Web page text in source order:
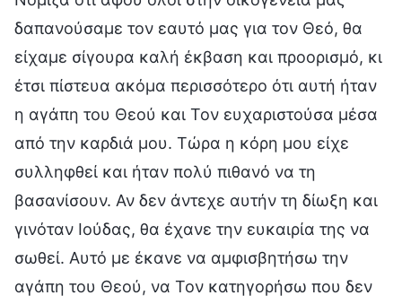
δαπανούσαμε τον εαυτό μας για τον Θεό, θα
είχαμε σίγουρα καλή έκβαση και προορισμό, κι
έτσι πίστευα ακόμα περισσότερο ότι αυτή ήταν
η αγάπη του Θεού και Τον ευχαριστούσα μέσα
από την καρδιά μου. Τώρα η κόρη μου είχε
συλληφθεί και ήταν πολύ πιθανό να τη
βασανίσουν. Αν δεν άντεχε αυτήν τη δίωξη και
γινόταν Ιούδας, θα έχανε την ευκαιρία της να
σωθεί. Αυτό με έκανε να αμφισβητήσω την
αγάπη του Θεού, να Τον κατηγορήσω που δεν